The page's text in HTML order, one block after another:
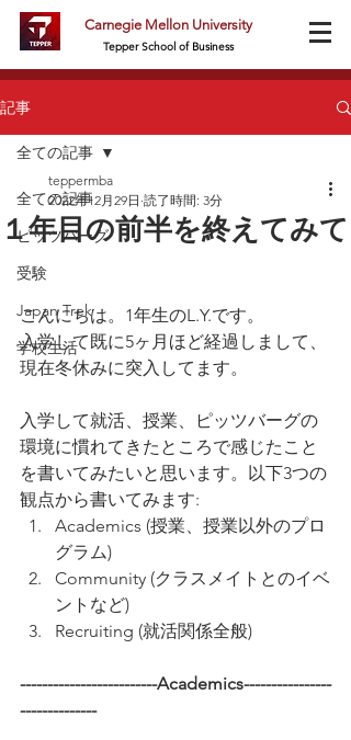
Carnegie Mellon University
Tepper School of Business
記事
全ての記事
ピッツバーグ
受験
Japan Trek
学校生活
全ての記事
１年目の前半を終えてみて
teppermba
2022年12月29日 読了時間: 3分
こんにちは。1年生のL.Y.です。
入学して既に5ヶ月ほど経過しまして、
現在冬休みに突入してます。
入学して就活、授業、ピッツバーグの
環境に慣れてきたところで感じたこと
を書いてみたいと思います。以下3つの
観点から書いてみます:
Academics (授業、授業以外のプロ
グラム)
Community (クラスメイトとのイベ
ントなど)
Recruiting (就活関係全般)
-------------------------Academics----------------
--------------